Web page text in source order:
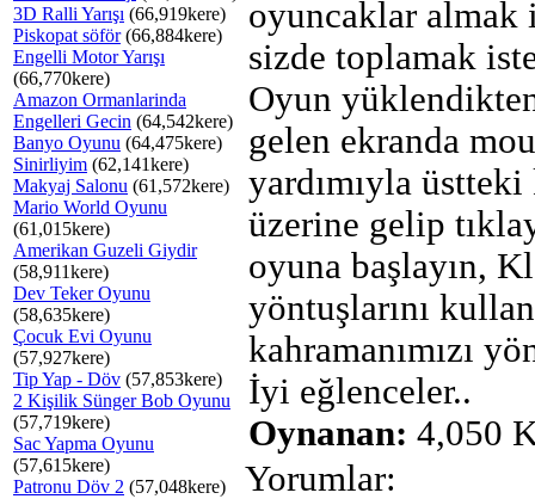
3D Ralli Yarışı (66,919kere)
Piskopat söför(66,884kere)
Engelli Motor Yarışı
(66,770kere)
Amazon Ormanlarinda
Engelleri Gecin (64,542kere)
Banyo Oyunu (64,475kere)
Sinirliyim (62,141kere)
Makyaj Salonu (61,572kere)
Mario World Oyunu
(61,015kere)
Amerikan Guzeli Giydir
(58,911kere)
Dev Teker Oyunu
(58,635kere)
Çocuk Evi Oyunu
(57,927kere)
Tip Yap - Döv (57,853kere)
2 Kişilik Sünger Bob Oyunu
(57,719kere)
Sac Yapma Oyunu
(57,615kere)
Patronu Döv 2 (57,048kere)
oyuncaklar almak
sizde toplamak
Oyun
gelen ekranda
yardımıyla
üzerine gelip
oyuna başlayın,
yöntuşlarını
kahramanımızı
İyi eğlenceler..
Oynanan: 4,050
Yorumlar: